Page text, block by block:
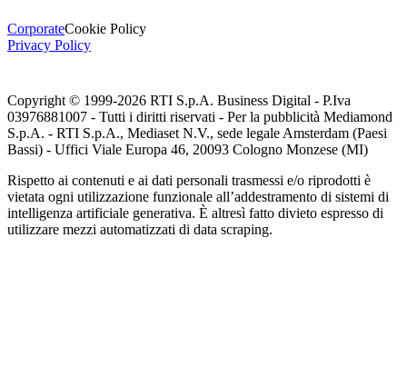
CorporateCookie Policy
Privacy Policy
Copyright © 1999-2026 RTI S.p.A. Business Digital - P.Iva
03976881007 - Tutti i diritti riservati - Per la pubblicità Mediamond
S.p.A. - RTI S.p.A., Mediaset N.V., sede legale Amsterdam (Paesi
Bassi) - Uffici Viale Europa 46, 20093 Cologno Monzese (MI)
Rispetto ai contenuti e ai dati personali trasmessi e/o riprodotti è
vietata ogni utilizzazione funzionale all’addestramento di sistemi di
intelligenza artificiale generativa. È altresì fatto divieto espresso di
utilizzare mezzi automatizzati di data scraping.